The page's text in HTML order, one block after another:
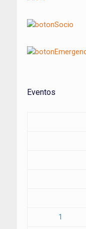
Eventos
1